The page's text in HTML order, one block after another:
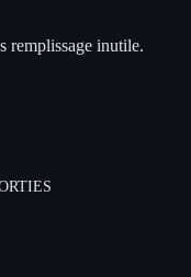
remplissage inutile.